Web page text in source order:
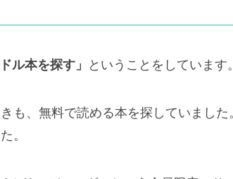
ル本を探す」 ということをしています。
も、無料で読める本を探していまし
。